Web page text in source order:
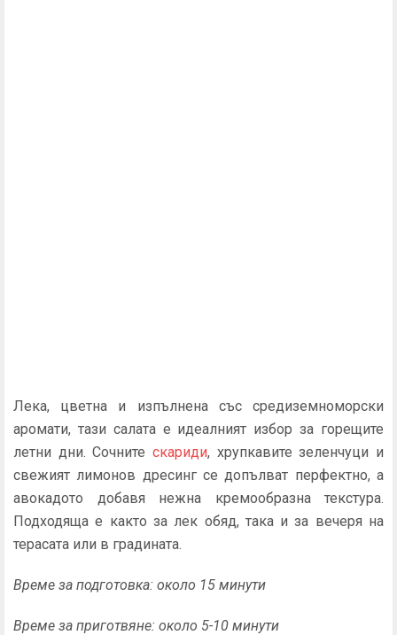
Лека, цветна и изпълнена със средиземноморски
аромати, тази салата е идеалният избор за горещите
летни дни. Сочните скариди, хрупкавите зеленчуци и
свежият лимонов дресинг се допълват перфектно, а
авокадото добавя нежна кремообразна текстура.
Подходяща е както за лек обяд, така и за вечеря на
терасата или в градината.
Време за подготовка: около 15 минути
Време за приготвяне: около 5-10 минути